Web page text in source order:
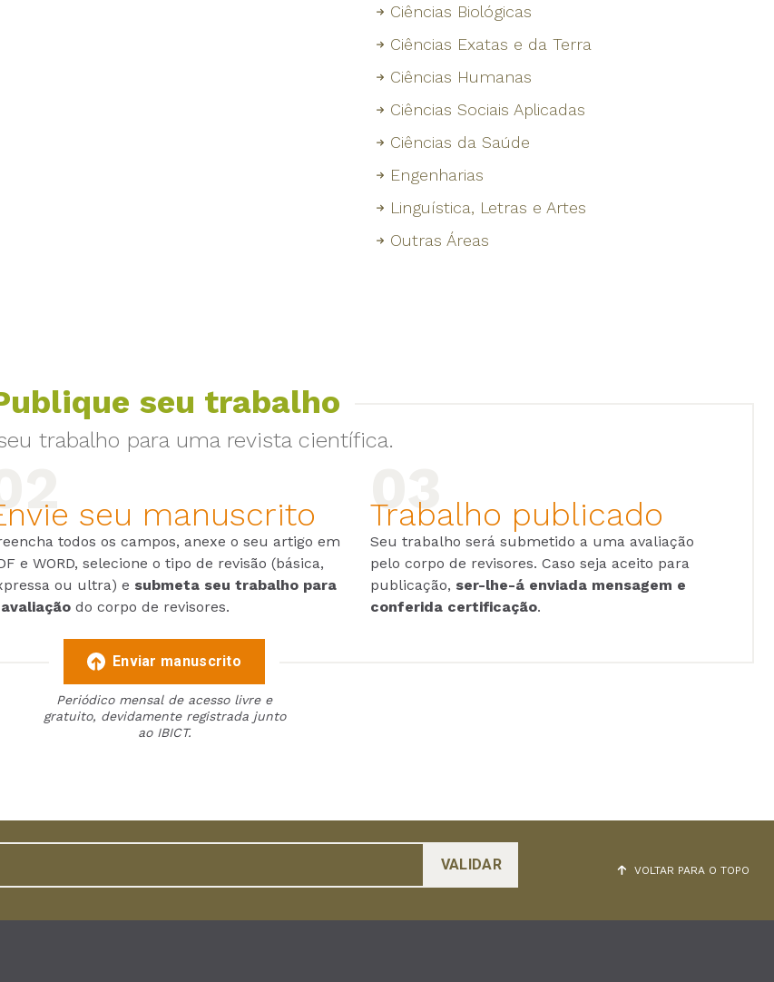
Ciências Biológicas
Ciências Exatas e da Terra
Ciências Humanas
Ciências Sociais Aplicadas
Ciências da Saúde
Engenharias
Linguística, Letras e Artes
Outras Áreas
seu trabalho
trabalho para uma revista científica.
seu manuscrito
todos os campos, anexe o seu artigo em
e WORD, selecione o tipo de revisão (básica,
ou ultra) e submeta seu trabalho para
do corpo de revisores.
Trabalho publicado
Seu trabalho será submetido a uma avaliação
pelo corpo de revisores. Caso seja aceito para
publicação, ser-lhe-á enviada mensagem e
conferida certificação.
Enviar manuscrito
Periódico mensal de acesso livre e
gratuito, devidamente registrada junto
ao IBICT.
VOLTAR PARA O TOPO